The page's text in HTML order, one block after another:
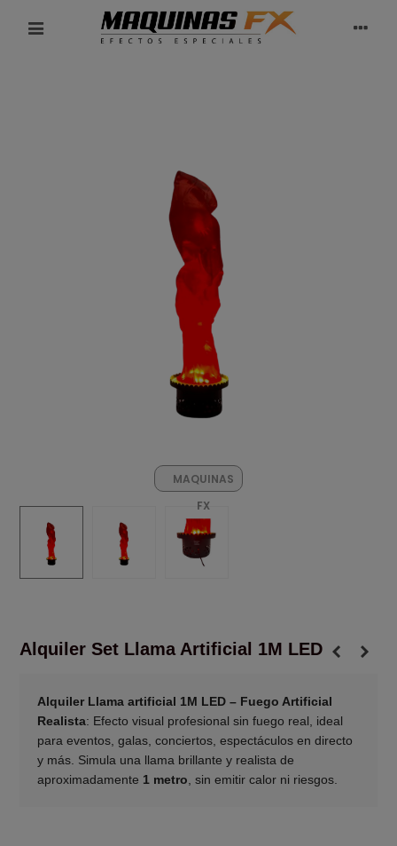
MAQUINAS
FX
Alquiler Set Llama Artificial 1M LED
Alquiler Llama artificial 1M LED – Fuego Artificial
Realista: Efecto visual profesional sin fuego real, ideal
para eventos, galas, conciertos, espectáculos en directo
y más. Simula una llama brillante y realista de
aproximadamente 1 metro , sin emitir calor ni riesgos.